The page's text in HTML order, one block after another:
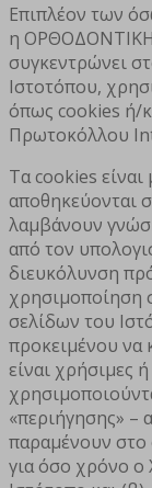
Επιπλέον των
η ΟΡΘΟΔΟΝΤΙΚΗ
συγκεντρώνει
Ιστοτόπου,
όπως cookies ή/
Πρωτοκόλλου
Τα cookies είναι
αποθηκεύονται
λαμβάνουν
από τον
διευκόλυνση
χρησιμοποίηση
σελίδων του
προκειμένου να
είναι χρήσιμες
«περιήγησης» –
παραμένουν
για όσο χρόνο ο